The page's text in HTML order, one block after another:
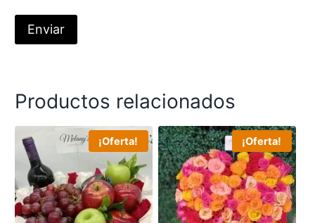
Productos relacionados
¡Oferta! ¡Oferta!